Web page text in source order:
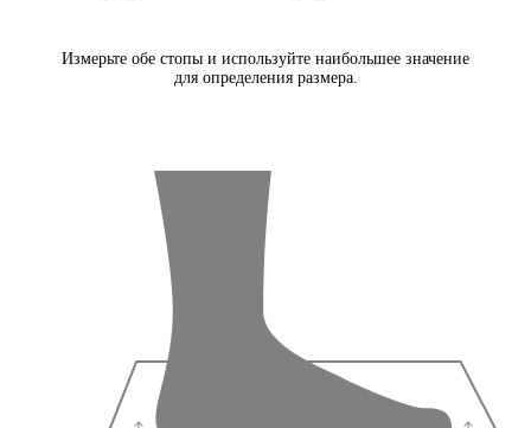
Измерьте обе стопы и используйте наибольшее значение
для определения размера.